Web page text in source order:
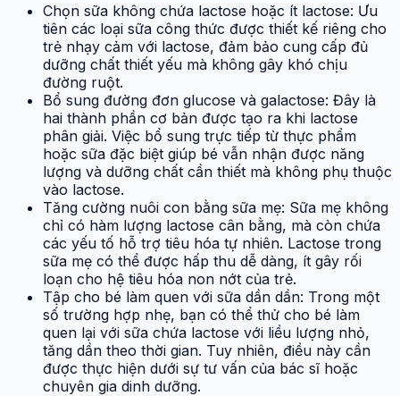
Chọn sữa không chứa lactose hoặc ít lactose: Ưu
tiên các loại sữa công thức được thiết kế riêng cho
trẻ nhạy cảm với lactose, đảm bảo cung cấp đủ
dưỡng chất thiết yếu mà không gây khó chịu
đường ruột.
Bổ sung đường đơn glucose và galactose: Đây là
hai thành phần cơ bản được tạo ra khi lactose
phân giải. Việc bổ sung trực tiếp từ thực phẩm
hoặc sữa đặc biệt giúp bé vẫn nhận được năng
lượng và dưỡng chất cần thiết mà không phụ thuộc
vào lactose.
Tăng cường nuôi con bằng sữa mẹ: Sữa mẹ không
chỉ có hàm lượng lactose cân bằng, mà còn chứa
các yếu tố hỗ trợ tiêu hóa tự nhiên. Lactose trong
sữa mẹ có thể được hấp thu dễ dàng, ít gây rối
loạn cho hệ tiêu hóa non nớt của trẻ.
Tập cho bé làm quen với sữa dần dần: Trong một
số trường hợp nhẹ, bạn có thể thử cho bé làm
quen lại với sữa chứa lactose với liều lượng nhỏ,
tăng dần theo thời gian. Tuy nhiên, điều này cần
được thực hiện dưới sự tư vấn của bác sĩ hoặc
chuyên gia dinh dưỡng.